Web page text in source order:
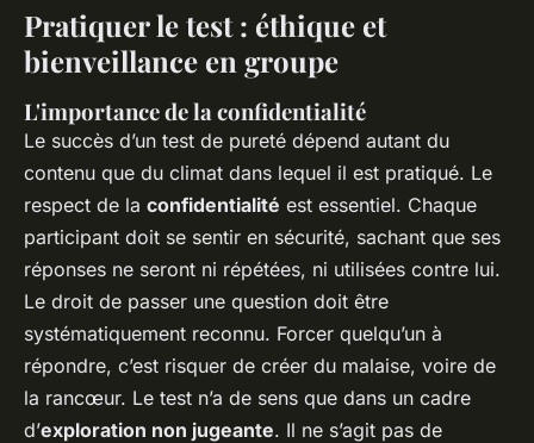
Pratiquer le test : éthique et
bienveillance en groupe
L'importance de la confidentialité
Le succès d’un test de pureté dépend autant du
contenu que du climat dans lequel il est pratiqué. Le
respect de la confidentialité est essentiel. Chaque
participant doit se sentir en sécurité, sachant que ses
réponses ne seront ni répétées, ni utilisées contre lui.
Le droit de passer une question doit être
systématiquement reconnu. Forcer quelqu’un à
répondre, c’est risquer de créer du malaise, voire de
la rancœur. Le test n’a de sens que dans un cadre
d’exploration non jugeante. Il ne s’agit pas de